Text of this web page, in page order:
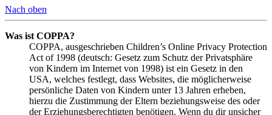
Nach oben
Was ist COPPA?
COPPA, ausgeschrieben Children’s Online Privacy Protection
Act of 1998 (deutsch: Gesetz zum Schutz der Privatsphäre
von Kindern im Internet von 1998) ist ein Gesetz in den
USA, welches festlegt, dass Websites, die möglicherweise
persönliche Daten von Kindern unter 13 Jahren erheben,
hierzu die Zustimmung der Eltern beziehungsweise des oder
der Erziehungsberechtigten benötigen. Wenn du dir unsicher